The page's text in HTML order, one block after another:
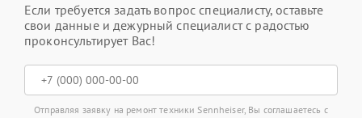
Если требуется задать вопрос специалисту, оставьте
свои данные и дежурный специалист с радостью
проконсультирует Вас!
Отправляя заявку на ремонт техники Sennheiser, Вы соглашаетесь с